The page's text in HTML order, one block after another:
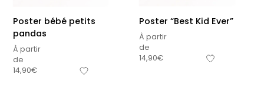
Poster bébé petits
pandas
À partir
de
14,90€
Poster “Best Kid Ever”
À partir
de
14,90€